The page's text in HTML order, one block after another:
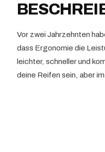
Vor zwei Jahrzehnten
dass Ergonomie die
leichter, schneller und
deine Reifen sein, aber